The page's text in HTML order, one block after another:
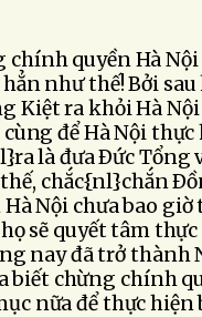
quyền Hà
như thế! Bởi
Kiệt ra khỏi Hà
để Hà Nội
là đưa Ðức Tổng
chắc{nl}chắn
Nội chưa bao
sẽ quyết tâm
nay đã trở thành
chừng chính
nữa để thực hiện